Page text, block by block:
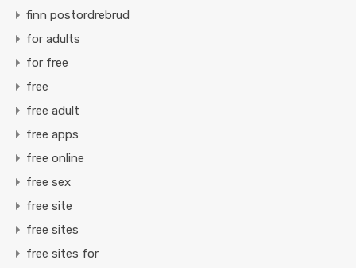
finn postordrebrud
for adults
for free
free
free adult
free apps
free online
free sex
free site
free sites
free sites for